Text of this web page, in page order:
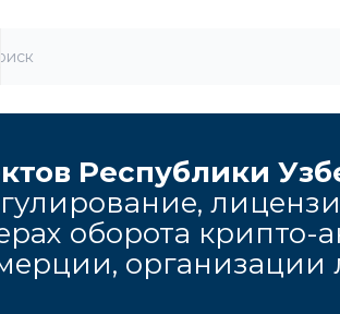
Республики
оборота крипто-
организации